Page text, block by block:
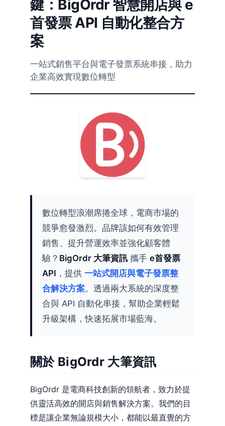
鍵：BigOrdr 智慧開店與 e
首發票 API 自動化整合方
案
一站式銷售平台與電子發票系統串接，助力
企業高效實現數位轉型
數位轉型浪潮席捲全球，電商市場的
競爭愈發激烈。品牌該如何有效管理
銷售、提升營運效率並強化顧客體
驗？ BigOrdr 大筆資訊 攜手 e首發票
API ，提供 一站式開店與電子發票整
合解決方案。透過兩大系統的深度整
合與 API 自動化串接，幫助企業輕鬆
升級架構，快速拓展市場藍海。
關於 BigOrdr 大筆資訊
BigOrdr 是電商科技創新的領航者，致力於提
供靈活高效的開店與銷售解決方案。我們的目
標是讓企業無論規模大小，都能以最直覺的方